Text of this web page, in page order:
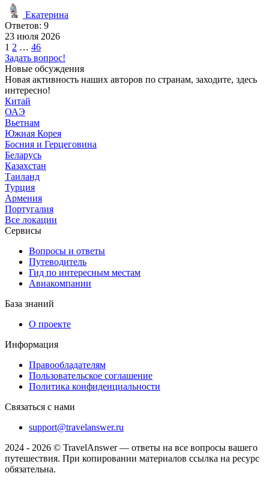
Екатерина
Ответов: 9
23 июля 2026
Пагинация
записей
1 2 … 46
Задать вопрос!
Новые обсуждения
Новая активность наших авторов по странам, заходите, здесь
интересно!
Китай
ОАЭ
Вьетнам
Южная Корея
Босния и Герцеговина
Беларусь
Казахстан
Таиланд
Турция
Армения
Португалия
Все локации
Сервисы
Вопросы и ответы
Путеводитель
Гид по интересным местам
Авиакомпании
База знаний
О проекте
Информация
Правообладателям
Пользовательское соглашение
Политика конфиденциальности
Связаться с нами
support@travelanswer.ru
2024 - 2026 © TravelAnswer — ответы на все вопросы вашего
путешествия. При копировании материалов ссылка на ресурс
обязательна.